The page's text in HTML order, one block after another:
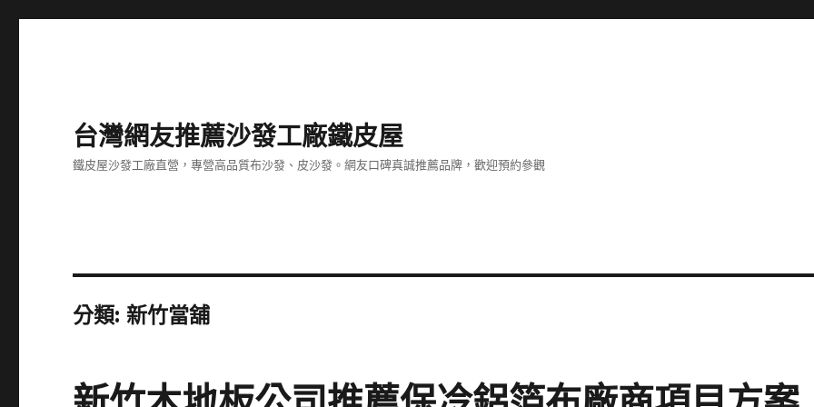
台灣網友推薦沙發工廠鐵皮屋
鐵皮屋沙發工廠直營，專營高品質布沙發、皮沙發。網友口碑真誠推薦品牌，歡迎預約參觀
分類: 新竹當舖